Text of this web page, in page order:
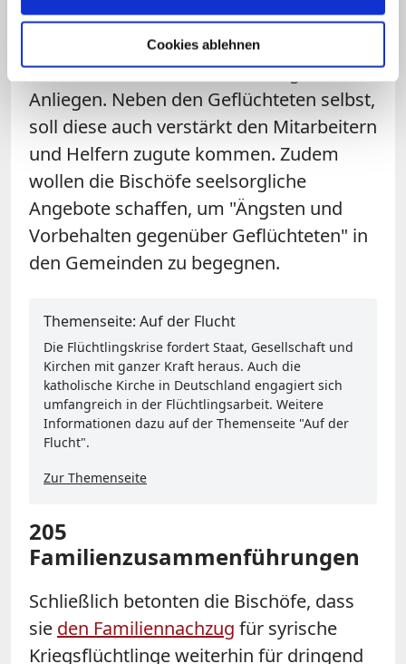
Cookies ablehnen
Über die Taufkatechese hinaus ist die
Seelsorge in der Flüchtlingshilfe den
deutschen Bischöfen ein wichtiges
Anliegen. Neben den Geflüchteten selbst,
soll diese auch verstärkt den Mitarbeitern
und Helfern zugute kommen. Zudem
wollen die Bischöfe seelsorgliche
Angebote schaffen, um "Ängsten und
Vorbehalten gegenüber Geflüchteten" in
den Gemeinden zu begegnen.
Themenseite: Auf der Flucht
Die Flüchtlingskrise fordert Staat, Gesellschaft und
Kirchen mit ganzer Kraft heraus. Auch die
katholische Kirche in Deutschland engagiert sich
umfangreich in der Flüchtlingsarbeit. Weitere
Informationen dazu auf der Themenseite "Auf der
Flucht".
Zur Themenseite
205
Familienzusammenführungen
Schließlich betonten die Bischöfe, dass
sie den Familiennachzug für syrische
Kriegsflüchtlinge weiterhin für dringend